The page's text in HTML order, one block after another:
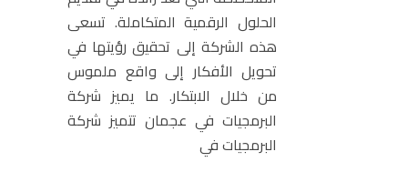
الحلول الرقمية المتكاملة. تسعى
هذه الشركة إلى تحقيق رؤيتها في
تحويل الأفكار إلى واقع ملموس
من خلال الابتكار. ما يميز شركة
البرمجيات في عجمان تتميز شركة
البرمجيات في